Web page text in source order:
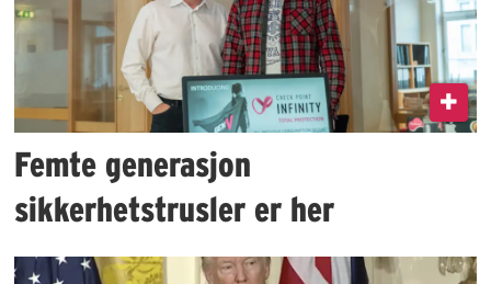
Femte generasjon
sikkerhetstrusler er her